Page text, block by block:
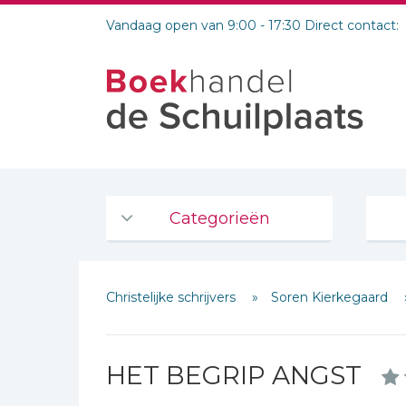
Vandaag open van 9:00 - 17:30 Direct contact:
Categorieën
De Bijbel
Bijbelse Dagboeken 2026
Bijbelstudie groepen
Christelijke schrijvers Soren Kierkegaard
HET BEGRIP ANGST